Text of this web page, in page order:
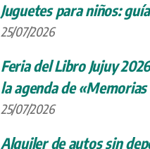
Juguetes para niños:
25/07/2026
Feria del Libro Jujuy
la agenda de «Memorias
25/07/2026
Alquiler de autos sin